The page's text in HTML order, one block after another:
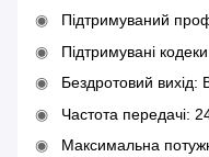
Підтримуваний
Підтримувані
Бездротовий вихід:
Частота передачі:
Максимальна